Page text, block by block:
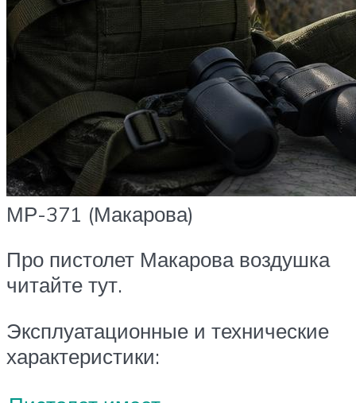
МР-371 (Макарова)
Про пистолет Макарова воздушка
читайте тут.
Эксплуатационные и технические
характеристики: